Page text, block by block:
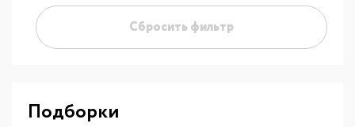
Сбросить фильтр
Подборки